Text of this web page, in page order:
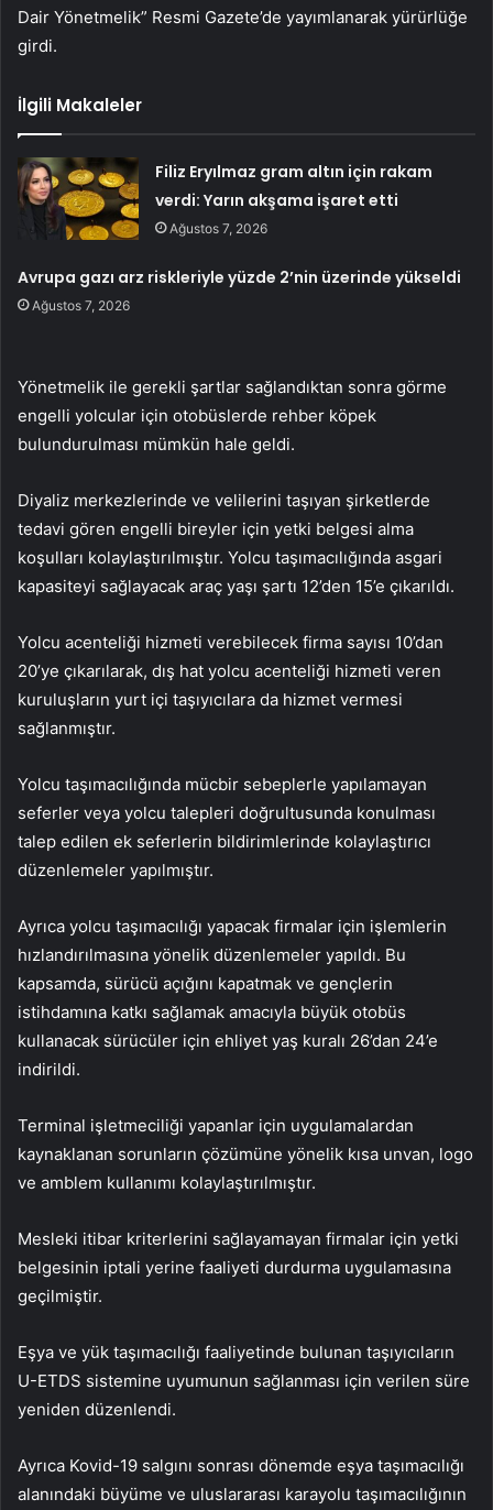
Dair Yönetmelik” Resmi Gazete’de yayımlanarak yürürlüğe
girdi.
İlgili Makaleler
Filiz Eryılmaz gram altın için rakam
verdi: Yarın akşama işaret etti
Ağustos 7, 2026
Avrupa gazı arz riskleriyle yüzde 2’nin üzerinde yükseldi
Ağustos 7, 2026
Yönetmelik ile gerekli şartlar sağlandıktan sonra görme
engelli yolcular için otobüslerde rehber köpek
bulundurulması mümkün hale geldi.
Diyaliz merkezlerinde ve velilerini taşıyan şirketlerde
tedavi gören engelli bireyler için yetki belgesi alma
koşulları kolaylaştırılmıştır. Yolcu taşımacılığında asgari
kapasiteyi sağlayacak araç yaşı şartı 12’den 15’e çıkarıldı.
Yolcu acenteliği hizmeti verebilecek firma sayısı 10’dan
20’ye çıkarılarak, dış hat yolcu acenteliği hizmeti veren
kuruluşların yurt içi taşıyıcılara da hizmet vermesi
sağlanmıştır.
Yolcu taşımacılığında mücbir sebeplerle yapılamayan
seferler veya yolcu talepleri doğrultusunda konulması
talep edilen ek seferlerin bildirimlerinde kolaylaştırıcı
düzenlemeler yapılmıştır.
Ayrıca yolcu taşımacılığı yapacak firmalar için işlemlerin
hızlandırılmasına yönelik düzenlemeler yapıldı. Bu
kapsamda, sürücü açığını kapatmak ve gençlerin
istihdamına katkı sağlamak amacıyla büyük otobüs
kullanacak sürücüler için ehliyet yaş kuralı 26’dan 24’e
indirildi.
Terminal işletmeciliği yapanlar için uygulamalardan
kaynaklanan sorunların çözümüne yönelik kısa unvan, logo
ve amblem kullanımı kolaylaştırılmıştır.
Mesleki itibar kriterlerini sağlayamayan firmalar için yetki
belgesinin iptali yerine faaliyeti durdurma uygulamasına
geçilmiştir.
Eşya ve yük taşımacılığı faaliyetinde bulunan taşıyıcıların
U-ETDS sistemine uyumunun sağlanması için verilen süre
yeniden düzenlendi.
Ayrıca Kovid-19 salgını sonrası dönemde eşya taşımacılığı
alanındaki büyüme ve uluslararası karayolu taşımacılığının